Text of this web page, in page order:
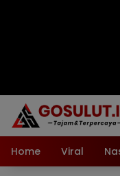
Home Viral